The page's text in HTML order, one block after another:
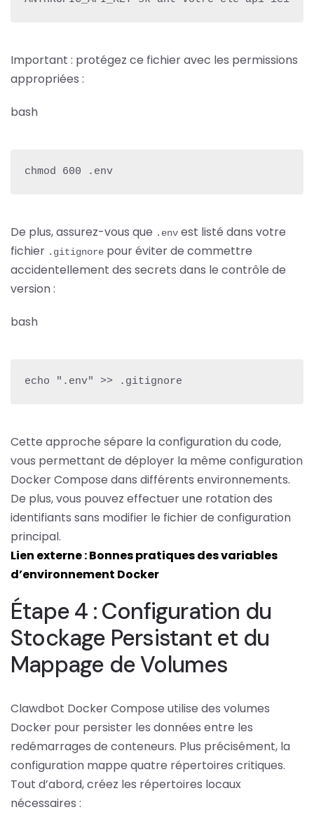
Important : protégez ce fichier avec les permissions
appropriées :
bash
chmod 600 .env
De plus, assurez-vous que .env est listé dans votre
fichier .gitignore pour éviter de commettre
accidentellement des secrets dans le contrôle de
version :
bash
echo ".env" >> .gitignore
Cette approche sépare la configuration du code,
vous permettant de déployer la même configuration
Docker Compose dans différents environnements.
De plus, vous pouvez effectuer une rotation des
identifiants sans modifier le fichier de configuration
principal.
Lien externe : Bonnes pratiques des variables
d’environnement Docker
Étape 4 : Configuration du
Stockage Persistant et du
Mappage de Volumes
Clawdbot Docker Compose utilise des volumes
Docker pour persister les données entre les
redémarrages de conteneurs. Plus précisément, la
configuration mappe quatre répertoires critiques.
Tout d’abord, créez les répertoires locaux
nécessaires :